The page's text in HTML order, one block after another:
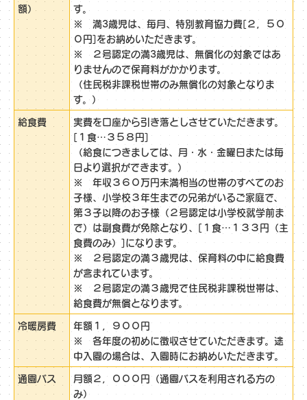
額）
す。
※ 満3歳児は、毎月、特別教育協力費[２，５０
０円]をお納めいただきます。
※ ２号認定の満3歳児は、無償化の対象ではあ
りませんので保育料がかかります。
（住民税非課税世帯のみ無償化の対象となりま
す。）
給食費
実費を口座から引き落としさせていただきます。
[１食…３５８円]
（給食につきましては、月・水・金曜日または毎
日より選択ができます。）
※ 年収３６０万円未満相当の世帯のすべてのお
子様、小学校３年生までの兄弟がいるご家庭で、
第３子以降のお子様（２号認定は小学校就学前ま
で）は副食費が免除となり、[１食…１３３円（主
食費のみ）]になります。
※ ２号認定の満３歳児は、保育料の中に給食費
が含まれています。
※ ２号認定の満３歳児で住民税非課税世帯は、
給食費が無償となります。
冷暖房費
年額１，９００円
※ 各年度の初めに徴収させていただきます。途
中入園の場合は、入園時にお納めいただきます。
通園バス
月額２，０００円（通園バスを利用される方の
み）